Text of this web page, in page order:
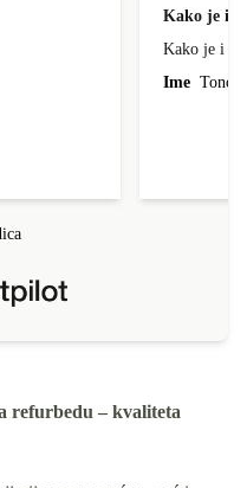
Kako je i
Kako je i
Ime Tonci
refurbedu – kvaliteta